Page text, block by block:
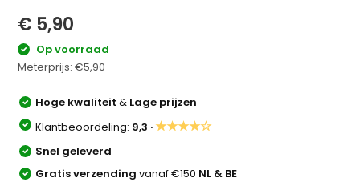
€ 5,90
Op voorraad
Meterprijs:€5,90
Hoge kwaliteit& Lage prijzen
Klantbeoordeling: 9,3 ·★★★★☆
Snel geleverd
Gratis verzendingvanaf €150 NL & BE